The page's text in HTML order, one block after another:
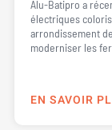
Alu-Batipro a
électriques
arrondissement
moderniser les
EN SAVOIR